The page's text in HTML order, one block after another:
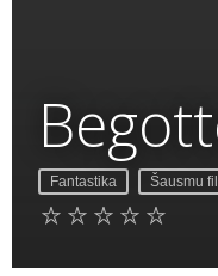
Fantastika Šausmu